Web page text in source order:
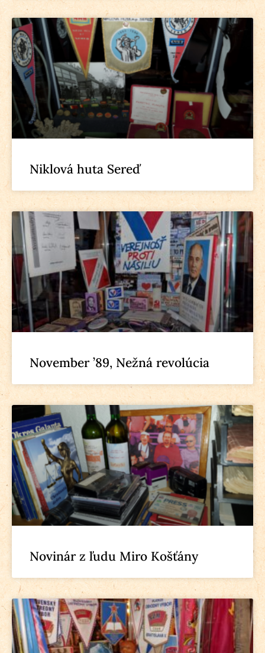
Niklová huta Sereď
November ’89, Nežná revolúcia
Novinár z ľudu Miro Košťány